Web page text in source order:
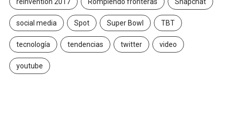
social media Spot Super Bowl TBT
tecnología tendencias twitter video
youtube